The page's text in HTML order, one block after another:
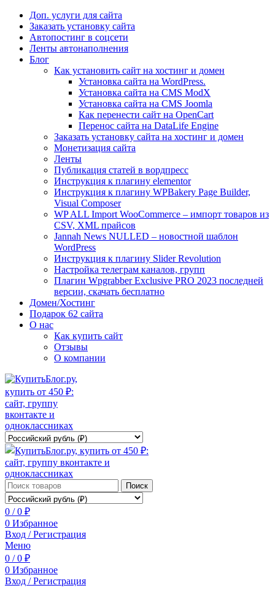
Доп. услуги для сайта
Заказать установку сайта
Автопостинг в соцсети
Ленты автонаполнения
Блог
Как установить сайт на хостинг и домен
Установка сайта на WordPress.
Установка сайта на CMS ModX
Установка сайта на CMS Joomla
Как перенести сайт на OpenCart
Перенос сайта на DataLife Engine
Заказать установку сайта на хостинг и домен
Монетизация сайта
Ленты
Публикация статей в вордпресс
Инструкция к плагину elementor
Инструкция к плагину WPBakery Page Builder,
Visual Composer
WP ALL Import WooCommerce – импорт товаров из
CSV, XML прайсов
Jannah News NULLED – новостной шаблон
WordPress
Инструкция к плагину Slider Revolution
Настройка телеграм каналов, групп
Плагин Wpgrabber Exclusive PRO 2023 последней
версии, скачать бесплатно
Домен/Хостинг
Подарок 62 сайта
О нас
Как купить сайт
Отзывы
О компании
Поиск
0 / 0 ₽
0 Избранное
Вход / Регистрация
Меню
0 / 0 ₽
0 Избранное
Вход / Регистрация